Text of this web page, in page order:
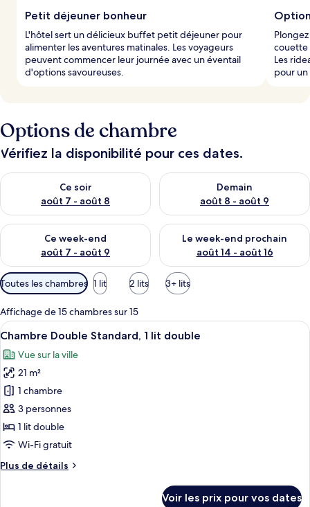
e
r
s
Petit déjeuner bonheur
L'hôtel sert un délicieux buffet petit déjeuner pour
alimenter les aventures matinales. Les voyageurs
peuvent commencer leur journée avec un éventail
d'options savoureuses.
couette
Les
pour
Options de chambre
Vérifiez la disponibilité pour ces dates.
Ce soir
août 7 - août 8
Vérifier la disponibilité pour ce soir août 7 - août 8
Demain
août 8 - août 9
Vérifier la disponibilité pour
Ce week-end
août 7 - août 9
Vérifier la disponibilité pour ce week-end août 7 - août 9
Le week-end prochain
août 14 - août 16
Vérifier la disponibilité pour
Filtres
disponibles
pour
les
chambres
Toutes les chambres 1 lit 2 lits 3+ lits
Affichage de 15 chambres sur 15
Afficher
toutes
les
photos
pour
ce
type
de
chambre :
Chambre
Une chambre d’hôtel comprenant
14
Chambre Double Standard, 1 lit double
Vue sur la ville
21 m²
1 chambre
3 personnes
1 lit double
Wi-Fi gratuit
Plus de détails
Plus
Voir les prix pour vos dates